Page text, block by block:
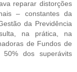
reparar distorções
– constantes da
da Previdência
na prática, na
de Fundos de
dos superávits